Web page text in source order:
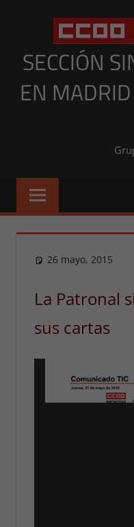
SECCIÓN
EN
26 mayo, 2015
La Patronal
sus cartas